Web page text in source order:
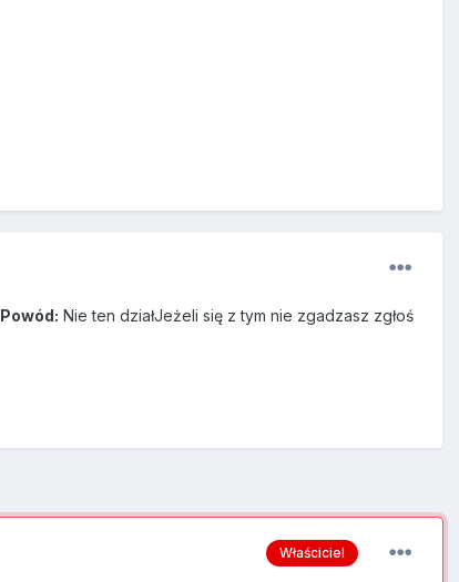
Powód: Nie ten działJeżeli się z tym nie zgadzasz zgłoś
Właściciel